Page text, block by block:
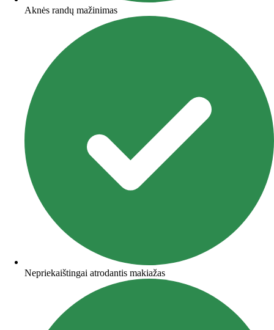
Aknės randų mažinimas
Nepriekaištingai atrodantis makiažas